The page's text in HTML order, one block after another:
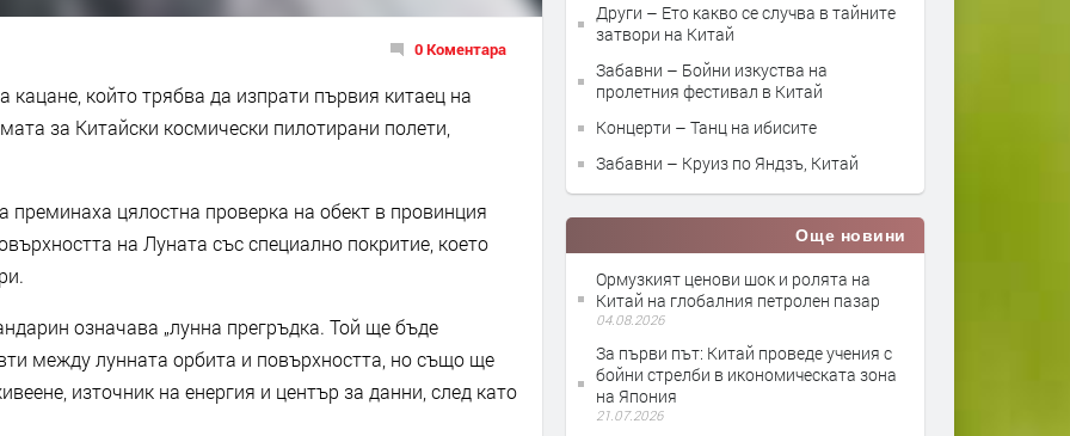
0 Коментара
кацане, който трябва да изпрати първия китаец на
за Китайски космически пилотирани полети,
преминаха цялостна проверка на обект в провинция
на Луната със специално покритие, което
означава „лунна прегръдка. Той ще бъде
между лунната орбита и повърхността, но също ще
източник на енергия и център за данни, след като
Други – Ето какво се случва в тайните
затвори на Китай
Забавни – Бойни изкуства на
пролетния фестивал в Китай
Концерти – Танц на ибисите
Забавни – Круиз по Яндзъ, Китай
Още новини
Ормузкият ценови шок и ролята на
Китай на глобалния петролен пазар
04.08.2026
За първи път: Китай проведе учения с
бойни стрелби в икономическата зона
на Япония
21.07.2026